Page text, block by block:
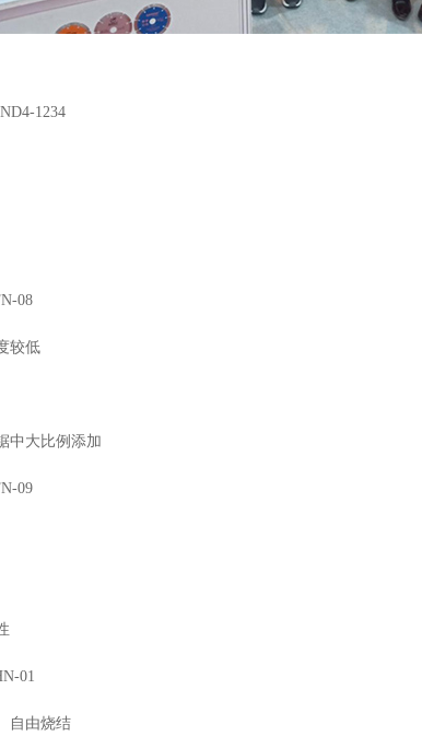
1234
08
较低
中大比例添加
09
01
自由烧结